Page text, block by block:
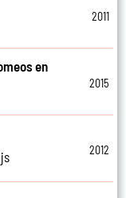
2011
en
2015
2012